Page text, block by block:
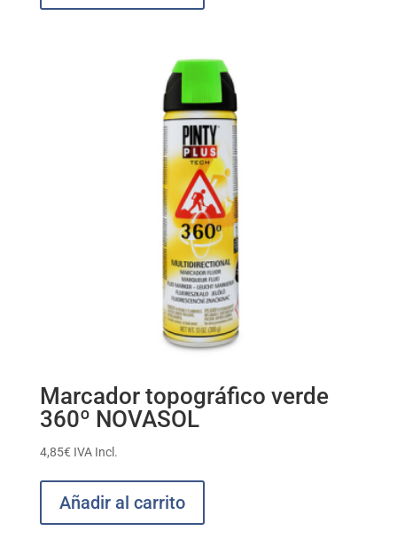
Marcador topográfico verde
360º NOVASOL
4,85€ IVA Incl.
Añadir al carrito